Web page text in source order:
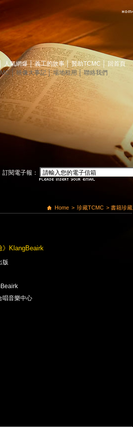
人氣網爆│ 義工的故事 │ 贊助TCMC │ 回首頁
│ 映像大事記│ 場地租用│ 聯絡我們
訂閱電子報：
Home > 珍藏TCMC > 書籍珍藏
》KlangBeairk
版
唱音樂中心